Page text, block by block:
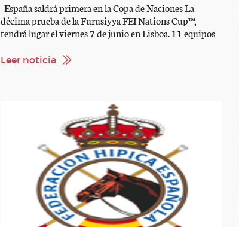
España saldrá primera en la Copa de Naciones La
décima prueba de la Furusiyya FEI Nations Cup™,
tendrá lugar el viernes 7 de junio en Lisboa. 11 equipos
determino el siguiente orden de salida: España Holanda
Leer noticia